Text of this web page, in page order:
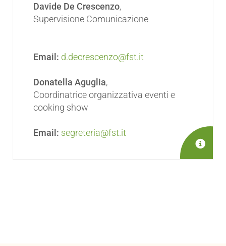
Davide De Crescenzo,
Supervisione Comunicazione
Email: d.decrescenzo@fst.it
Donatella Aguglia,
Coordinatrice organizzativa eventi e
cooking show
Email: segreteria@fst.it